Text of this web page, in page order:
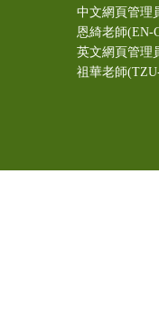
中文網頁管理
恩綺老師(EN-
英文網頁管理
祖華老師